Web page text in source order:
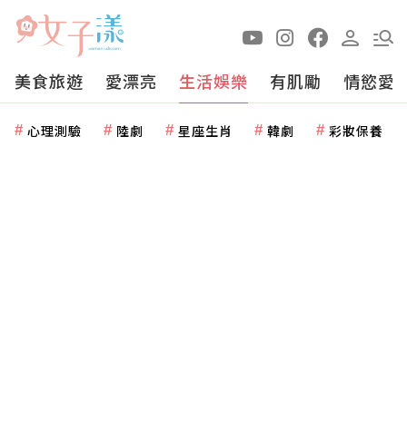
美食旅遊 愛漂亮 生活娛樂 有肌勵 情慾愛
心理測驗 陸劇 星座生肖 韓劇 彩妝保養